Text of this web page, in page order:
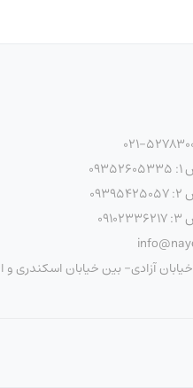
در برابر دسترسی
و در مکان‌های